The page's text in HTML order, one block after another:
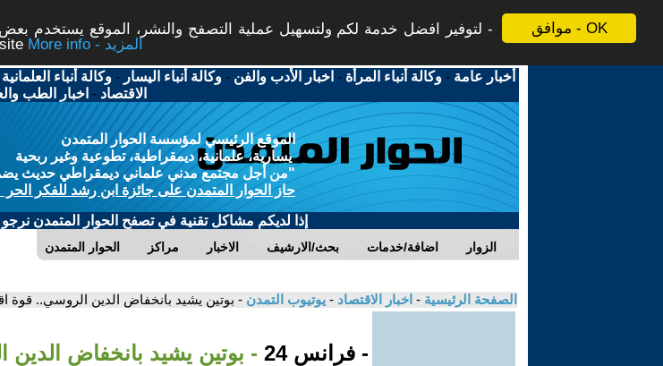
موافق - OK
لتوفير افضل خدمة لكم ولتسهيل عملية التصفح والنشر، الموقع يستخدم
More info - المزيد
أخبار عامة -وكالة أنباء المرأة - اخبار الأدب والفن -وكالة أنباء اليسار -وكالة أنباء العلمانية
الاقتصاد - اخبار الطب
الموقع الرئيسي لمؤسسة الحوار المتمدن
يسارية، علمانية، ديمقراطية، تطوعية وغير ربحية
"من أجل مجتمع مدني علماني ديمقراطي حديث يضمن
حاز الحوار المتمدن على جائزة ابن رشد للفكر الحر
إذا لديكم مشاكل تقنية في تصفح الحوار المتمدن نرجو
الحوار المتمدن مراكز الاخبار بحث/الارشيف اضافة/خدمات الزوار
الصفحة الرئيسية - اخبار الاقتصاد - يوتيوب التمدن - بوتين يشيد بانخفاض الدين الروسي.. قوة
- فرانس 24
- بوتين يشيد بانخفاض الدين